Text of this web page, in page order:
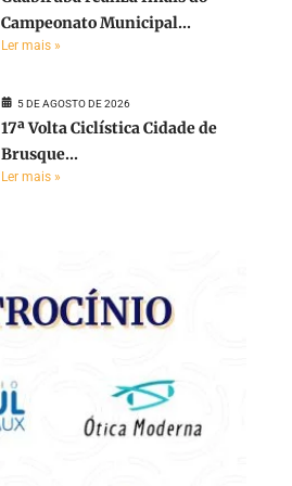
Campeonato Municipal...
Ler mais »
5 DE AGOSTO DE 2026
17ª Volta Ciclística Cidade de
Brusque...
Ler mais »